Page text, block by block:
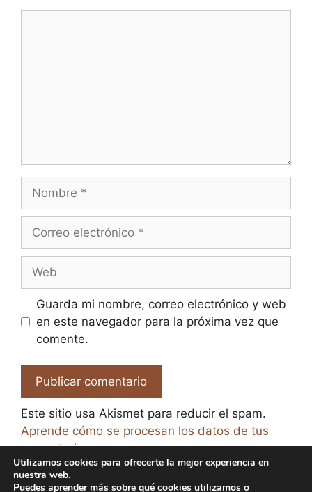
electrónico
Guarda mi nombre, correo electrónico y web
en este navegador para la próxima vez que
comente.
Este sitio usa Akismet para reducir el spam.
Aprende cómo se procesan los datos de tus
comentarios.
Utilizamos cookies para ofrecerte la mejor experiencia en
nuestra web.
Puedes aprender más sobre qué cookies utilizamos o